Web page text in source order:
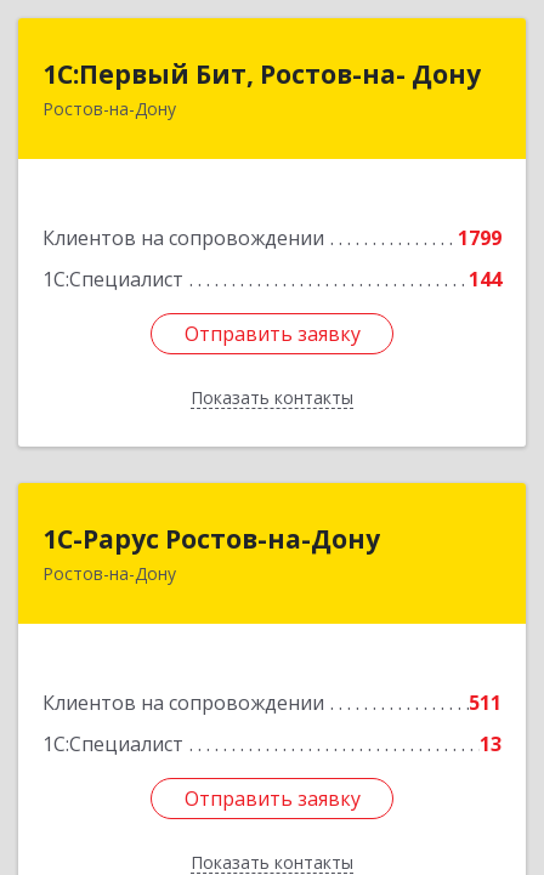
1С:Первый Бит, Ростов-на- Дону
Ростов-на-Дону
Клиентов на сопровождении
1799
1С:Специалист
144
Отправить заявку
Показать контакты
1С:Первый Бит, Ростов-на- Дону
344091, Ростовская обл, Ростов-на-Дону г,
Отправить заявку
Назад
1С-Рарус Ростов-на-Дону
Ростов-на-Дону
Клиентов на сопровождении
511
1С:Специалист
13
Отправить заявку
Показать контакты
344002, Ростовская обл, г.о. город Ростов-на-
Подробнее
Отправить заявку
Назад